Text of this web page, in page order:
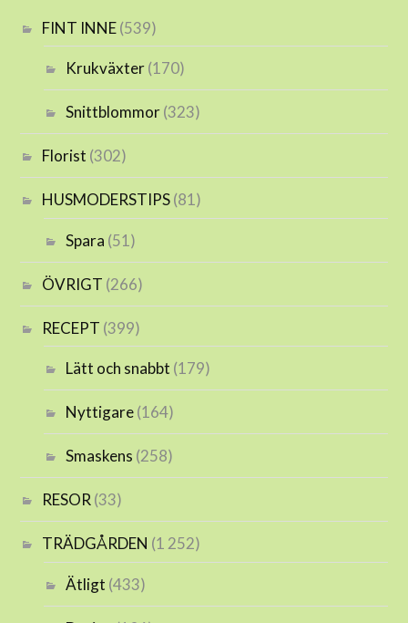
FINT INNE(539)
Krukväxter(170)
Snittblommor(323)
Florist (302)
HUSMODERSTIPS(81)
Spara (51)
ÖVRIGT (266)
RECEPT (399)
Lätt och snabbt (179)
Nyttigare(164)
Smaskens (258)
RESOR(33)
TRÄDGÅRDEN (1 252)
Ätligt (433)